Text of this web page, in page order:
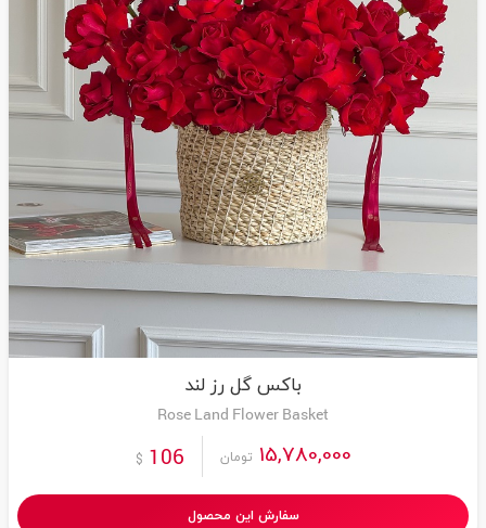
باکس گل رز لند
Rose Land Flower Basket
15,780,000 تومان 106
$
سفارش این محصول